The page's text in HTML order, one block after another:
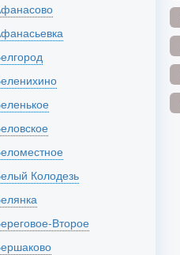
Афанасово
Афанасьевка
Белгород
Беленихино
Беленькое
Беловское
Беломестное
Белый Колодезь
Белянка
Береговое-Второе
Бершаково